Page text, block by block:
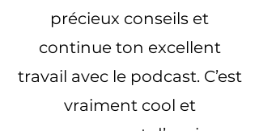
précieux conseils et
continue ton excellent
travail avec le podcast. C’est
vraiment cool et